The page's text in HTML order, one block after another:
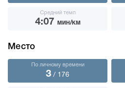
Средний темп
4:07 мин/км
Место
По личному времени
3 / 176